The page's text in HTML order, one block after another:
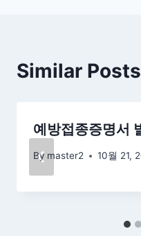
Similar Posts
예방접종증명서
By master2 10월 21,